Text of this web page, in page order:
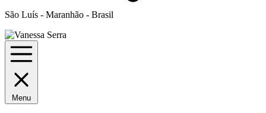
São Luís - Maranhão - Brasil
Menu